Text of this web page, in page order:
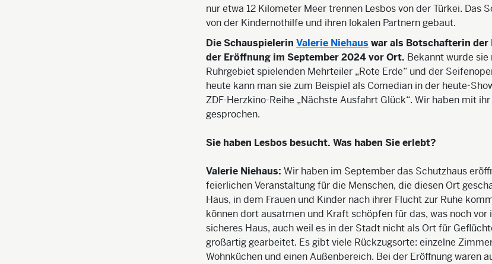
nur etwa 12 Kilometer Meer trennen Lesbos von der Türkei. Das
von der Kindernothilfe und ihren lokalen Partnern gebaut.
Die Schauspielerin Valerie Niehaus war als Botschafterin
der Eröffnung im September 2024 vor Ort. Bekannt wurde
Ruhrgebiet spielenden Mehrteiler „Rote Erde“ und der
heute kann man sie zum Beispiel als Comedian in der heute-
ZDF-Herzkino-Reihe „Nächste Ausfahrt Glück“. Wir haben mit
gesprochen.
Sie haben Lesbos besucht. Was haben Sie erlebt?
Valerie Niehaus: Wir haben im September das Schutzhaus
feierlichen Veranstaltung für die Menschen, die diesen Ort
Haus, in dem Frauen und Kinder nach ihrer Flucht zur Ruhe
können dort ausatmen und Kraft schöpfen für das, was noch vor
sicheres Haus, auch weil es in der Stadt nicht als Ort für
großartig gearbeitet. Es gibt viele Rückzugsorte: einzelne
Wohnküchen und einen Außenbereich. Bei der Eröffnung waren